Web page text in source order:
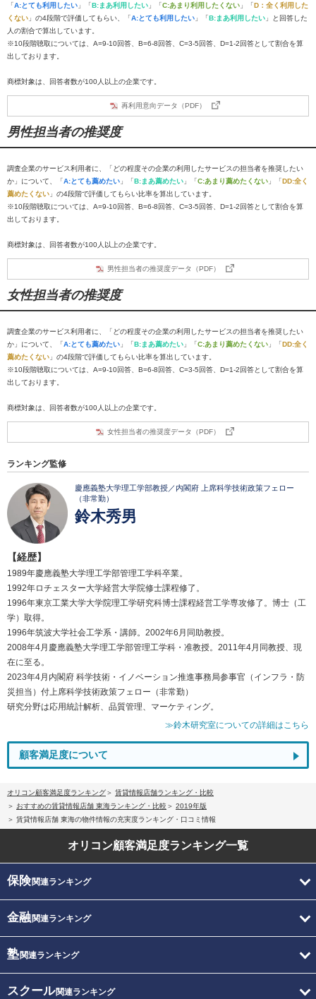
「A:とても利用したい 」「B:まあ利用したい 」「C:あまり利用したくない 」「D：全く利用した
くない 」の4段階で評価してもらい、「A:とても利用したい 」「B:まあ利用したい 」と回答した
人の割合で算出しています。
※10段階聴取については、A=9-10回答、B=6-8回答、C=3-5回答、D=1-2回答として割合を算
出しております。
商標対象は、回答者数が100人以上の企業です。
再利用意向データ（PDF）
男性担当者の推奨度
調査企業のサービス利用者に、「どの程度その企業の利用したサービスの担当者を推奨したい
か」について、「A:とても薦めたい 」「B:まあ薦めたい 」「C:あまり薦めたくない 」「DD:全く
薦めたくない 」の4段階で評価してもらい比率を算出しています。
※10段階聴取については、A=9-10回答、B=6-8回答、C=3-5回答、D=1-2回答として割合を算
出しております。
商標対象は、回答者数が100人以上の企業です。
男性担当者の推奨度データ（PDF）
女性担当者の推奨度
調査企業のサービス利用者に、「どの程度その企業の利用したサービスの担当者を推奨したい
か」について、「A:とても薦めたい 」「B:まあ薦めたい 」「C:あまり薦めたくない 」「DD:全く
薦めたくない 」の4段階で評価してもらい比率を算出しています。
※10段階聴取については、A=9-10回答、B=6-8回答、C=3-5回答、D=1-2回答として割合を算
出しております。
商標対象は、回答者数が100人以上の企業です。
女性担当者の推奨度データ（PDF）
ランキング監修
慶應義塾大学理工学部教授／内閣府 上席科学技術政策フェロー
（非常勤）
鈴木秀男
【経歴】
1989年慶應義塾大学理工学部管理工学科卒業。
1992年ロチェスター大学経営大学院修士課程修了。
1996年東京工業大学大学院理工学研究科博士課程経営工学専攻修了。博士（工
学）取得。
1996年筑波大学社会工学系・講師。2002年6月同助教授。
2008年4月慶應義塾大学理工学部管理工学科・准教授。2011年4月同教授、現
在に至る。
2023年4月内閣府 科学技術・イノベーション推進事務局参事官（インフラ・防
災担当）付上席科学技術政策フェロー（非常勤）
研究分野は応用統計解析、品質管理、マーケティング。
≫鈴木研究室についての詳細はこちら
顧客満足度について
オリコン顧客満足度ランキング
賃貸情報店舗ランキング・比較
おすすめの賃貸情報店舗 東海ランキング・比較
2019年版
賃貸情報店舗 東海の物件情報の充実度ランキング・口コミ情報
オリコン顧客満足度ランキング一覧
保険関連ランキング
金融関連ランキング
塾関連ランキング
スクール関連ランキング